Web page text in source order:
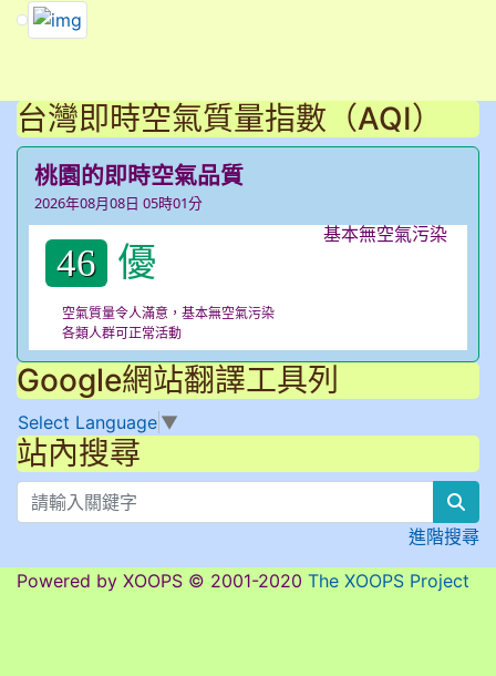
link to https://dengue.tn.edu.tw/Decree.html \
台灣即時空氣質量指數（AQI）
桃園的即時空氣品質
2026年08月08日 05時01分
46 優
空氣質量令人滿意，基本無空氣污染
各類人群可正常活動
Google網站翻譯工具列
Select Language ▼
站內搜尋
進階搜尋
Powered by XOOPS © 2001-2020 The XOOPS Project